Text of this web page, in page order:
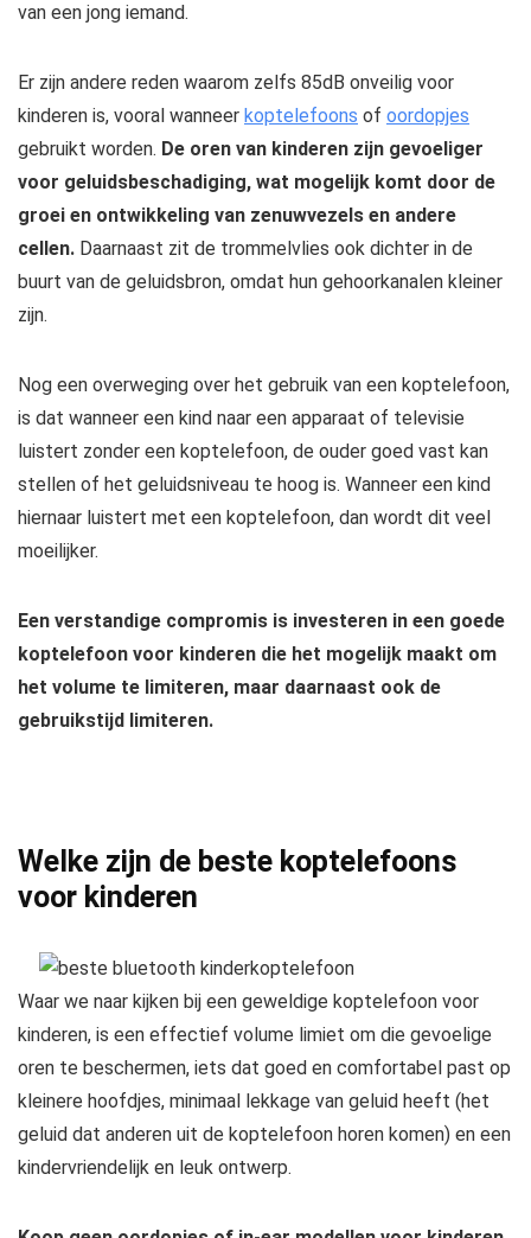
van een jong iemand.
Er zijn andere reden waarom zelfs 85dB onveilig voor
kinderen is, vooral wanneer koptelefoons of oordopjes
gebruikt worden. De oren van kinderen zijn gevoeliger
voor geluidsbeschadiging, wat mogelijk komt door de
groei en ontwikkeling van zenuwvezels en andere
cellen. Daarnaast zit de trommelvlies ook dichter in de
buurt van de geluidsbron, omdat hun gehoorkanalen kleiner
zijn.
Nog een overweging over het gebruik van een koptelefoon,
is dat wanneer een kind naar een apparaat of televisie
luistert zonder een koptelefoon, de ouder goed vast kan
stellen of het geluidsniveau te hoog is. Wanneer een kind
hiernaar luistert met een koptelefoon, dan wordt dit veel
moeilijker.
Een verstandige compromis is investeren in een goede
koptelefoon voor kinderen die het mogelijk maakt om
het volume te limiteren, maar daarnaast ook de
gebruikstijd limiteren.
Welke zijn de beste koptelefoons
voor kinderen
Waar we naar kijken bij een geweldige koptelefoon voor
kinderen, is een effectief volume limiet om die gevoelige
oren te beschermen, iets dat goed en comfortabel past op
kleinere hoofdjes, minimaal lekkage van geluid heeft (het
geluid dat anderen uit de koptelefoon horen komen) en een
kindervriendelijk en leuk ontwerp.